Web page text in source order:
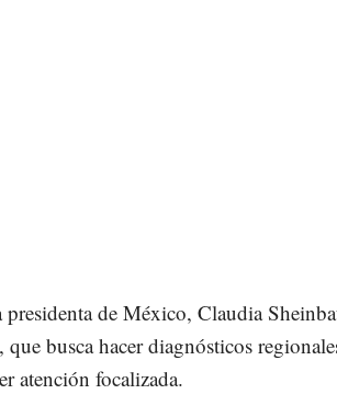
de México, Claudia
que busca hacer diagnósticos
atención focalizada.